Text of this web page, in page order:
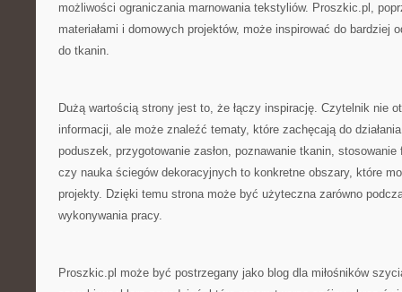
możliwości ograniczania marnowania tekstyliów. Proszkic.pl,
materiałami i domowych projektów, może inspirować do bardziej
do tkanin.
Dużą wartością strony jest to, że łączy inspirację. Czytelnik nie
informacji, ale może znaleźć tematy, które zachęcają do
poduszek, przygotowanie zasłon, poznawanie tkanin,
czy nauka ściegów dekoracyjnych to konkretne obszary, które
projekty. Dzięki temu strona może być użyteczna zarówno
wykonywania pracy.
Proszkic.pl może być postrzegany jako blog dla miłośników